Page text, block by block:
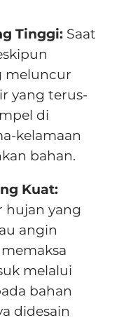
Tinggi:Saat
meluncur
yang terus-
di
kelamaan
bahan.
Kuat:
hujan yang
angin
melalui
bahan
didesain